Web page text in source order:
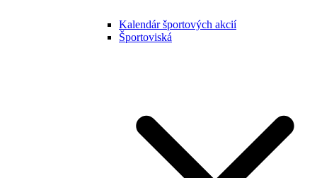
Kalendár športových akcií
Športoviská